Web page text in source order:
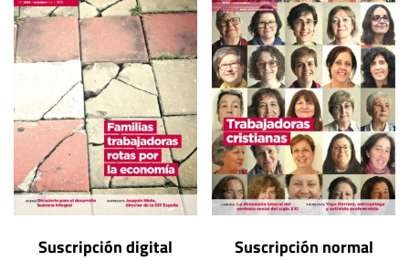
Suscripción digital Suscripción normal